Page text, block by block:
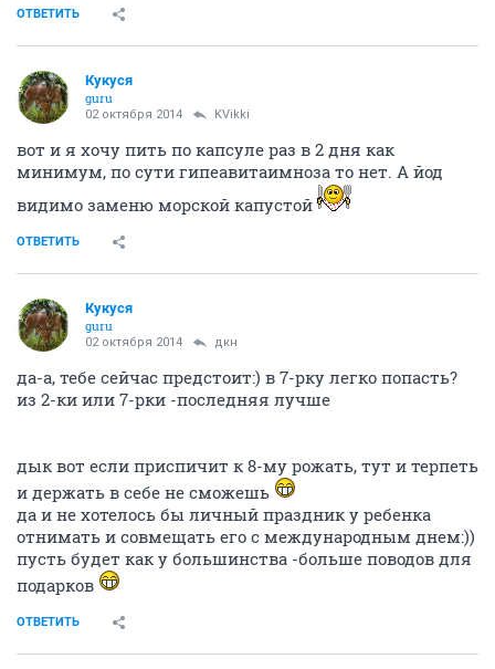
ОТВЕТИТЬ
Кукуся
guru
02 октября 2014 KVikki
вот и я хочу пить по капсуле раз в 2 дня как
минимум, по сути гипеавитаимноза то нет. А йод
видимо заменю морской капустой
ОТВЕТИТЬ
Кукуся
guru
02 октября 2014 дкн
да-а, тебе сейчас предстоит:) в 7-рку легко попасть?
из 2-ки или 7-рки -последняя лучше
дык вот если приспичит к 8-му рожать, тут и терпеть
и держать в себе не сможешь
да и не хотелось бы личный праздник у ребенка
отнимать и совмещать его с международным днем:))
пусть будет как у большинства -больше поводов для
подарков
ОТВЕТИТЬ